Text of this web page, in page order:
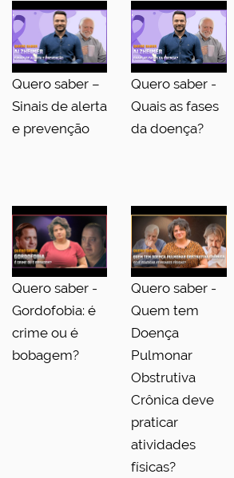
Quero saber –
Sinais de alerta
e prevenção
Quero saber -
Quais as fases
da doença?
Quero saber -
Gordofobia: é
crime ou é
bobagem?
Quero saber -
Quem tem
Doença
Pulmonar
Obstrutiva
Crônica deve
praticar
atividades
físicas?